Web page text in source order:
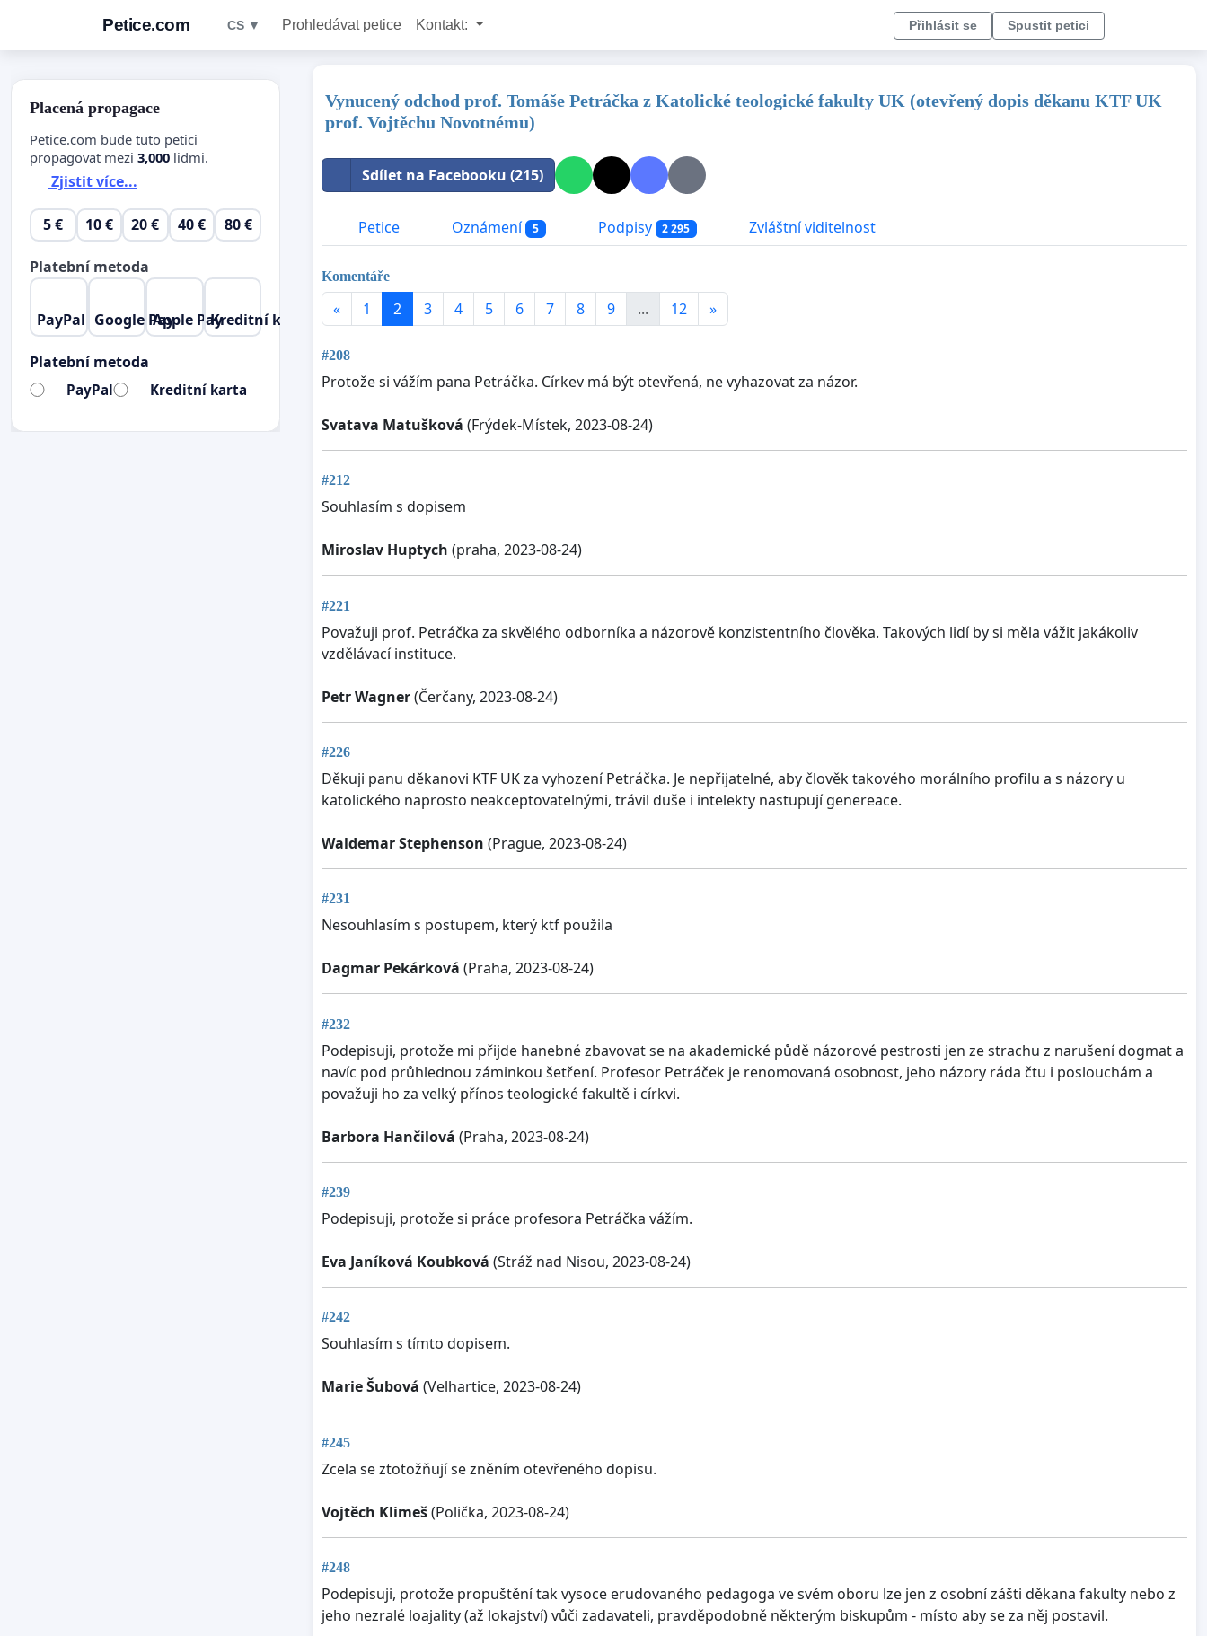
Petice.com CS ▼ Prohledávat petice Kontakt: Přihlásit se Spustit petici
Vynucený odchod prof. Tomáše Petráčka z Katolické teologické fakulty UK (otevřený dopis děkanu KTF UK
prof. Vojtěchu Novotnému)
Sdílet na Facebooku (215)
Petice Oznámení 5 Podpisy 2 295 Zvláštní viditelnost
Komentáře
« 1 2 3 4 5 6 7 8 9 ... 12 »
#208
Protože si vážím pana Petráčka. Církev má být otevřená, ne vyhazovat za názor.
Svatava Matušková (Frýdek-Místek, 2023-08-24)
#212
Souhlasím s dopisem
Miroslav Huptych (praha, 2023-08-24)
#221
Považuji prof. Petráčka za skvělého odborníka a názorově konzistentního člověka. Takových lidí by si měla vážit jakákoliv
vzdělávací instituce.
Petr Wagner(Čerčany, 2023-08-24)
#226
Děkuji panu děkanovi KTF UK za vyhození Petráčka. Je nepřijatelné, aby člověk takového morálního profilu a s názory u
katolického naprosto neakceptovatelnými, trávil duše i intelekty nastupují genereace.
Waldemar Stephenson (Prague, 2023-08-24)
#231
Nesouhlasím s postupem, který ktf použila
Dagmar Pekárková (Praha, 2023-08-24)
#232
Podepisuji, protože mi přijde hanebné zbavovat se na akademické půdě názorové pestrosti jen ze strachu z narušení dogmat a
navíc pod průhlednou záminkou šetření. Profesor Petráček je renomovaná osobnost, jeho názory ráda čtu i poslouchám a
považuji ho za velký přínos teologické fakultě i církvi.
Barbora Hančilová (Praha, 2023-08-24)
#239
Podepisuji, protože si práce profesora Petráčka vážím.
Eva Janíková Koubková (Stráž nad Nisou, 2023-08-24)
#242
Souhlasím s tímto dopisem.
Marie Šubová (Velhartice, 2023-08-24)
#245
Zcela se ztotožňují se zněním otevřeného dopisu.
Vojtěch Klimeš(Polička, 2023-08-24)
#248
Podepisuji, protože propuštění tak vysoce erudovaného pedagoga ve svém oboru lze jen z osobní zášti děkana fakulty nebo z
jeho nezralé loajality (až lokajství) vůči zadavateli, pravděpodobně některým biskupům - místo aby se za něj postavil.
Placená propagace
Petice.com bude tuto petici
propagovat mezi 3,000 lidmi.
Zjistit více...
5 € 10 € 20 € 40 € 80 €
Platební metoda
PayPal Google PayApple PayKreditní karta
Platební metoda
PayPal Kreditní karta